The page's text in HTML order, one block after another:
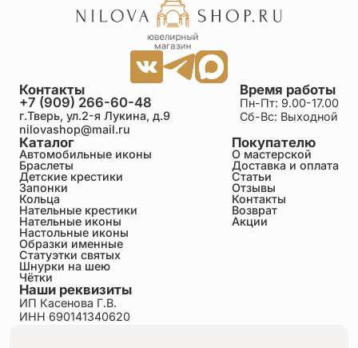
Каталог
Автомобильные иконы
Браслеты
Детские крестики
Запонки
Кольца
Нательные крестики
Нательные иконы
Настольные иконы
Образки именные
Статуэтки святых
Шнурки на шею
Чётки
Покупателю
О мастерской
Доставка и оплата
Статьи
Отзывы
Контакты
Возврат
Акции
Время работы
Пн-Пт: 9.00-17.00
Сб-Вс: Выходной
Контакты
+7 (909) 266-60-48
г.Тверь, ул.2-я Лукина, д.9
nilovashop@mail.ru
Наши реквизиты
ИП Касенова Г.В.
ИНН 690141340620